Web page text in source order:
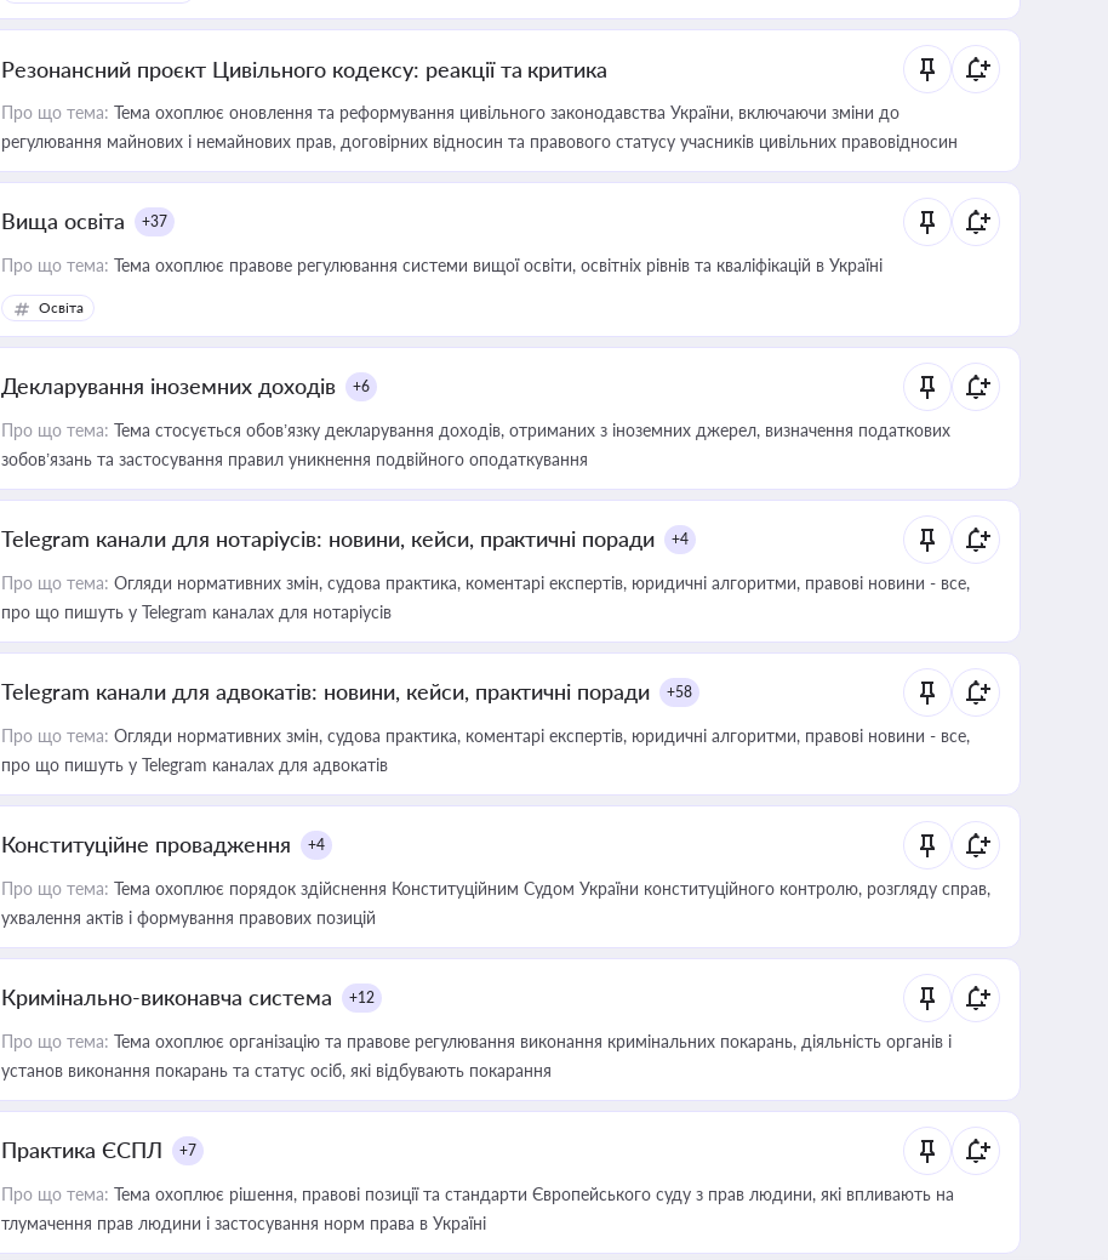
Резонансний проєкт Цивільного кодексу: реакції та критика
Про що тема: Тема охоплює оновлення та реформування цивільного законодавства України, включаючи зміни до
регулювання майнових і немайнових прав, договірних відносин та правового статусу учасників цивільних правовідносин
Вища освіта +37
Про що тема: Тема охоплює правове регулювання системи вищої освіти, освітніх рівнів та кваліфікацій в Україні
Освіта
Декларування іноземних доходів +6
Про що тема: Тема стосується обов’язку декларування доходів, отриманих з іноземних джерел, визначення податкових
зобов’язань та застосування правил уникнення подвійного оподаткування
Telegram канали для нотаріусів: новини, кейси, практичні поради +4
Про що тема: Огляди нормативних змін, судова практика, коментарі експертів, юридичні алгоритми, правові новини - все,
про що пишуть у Telegram каналах для нотаріусів
Telegram канали для адвокатів: новини, кейси, практичні поради +58
Про що тема: Огляди нормативних змін, судова практика, коментарі експертів, юридичні алгоритми, правові новини - все,
про що пишуть у Telegram каналах для адвокатів
Конституційне провадження +4
Про що тема: Тема охоплює порядок здійснення Конституційним Судом України конституційного контролю, розгляду справ,
ухвалення актів і формування правових позицій
Кримінально-виконавча система +12
Про що тема: Тема охоплює організацію та правове регулювання виконання кримінальних покарань, діяльність органів і
установ виконання покарань та статус осіб, які відбувають покарання
Практика ЄСПЛ +7
Про що тема: Тема охоплює рішення, правові позиції та стандарти Європейського суду з прав людини, які впливають на
тлумачення прав людини і застосування норм права в Україні